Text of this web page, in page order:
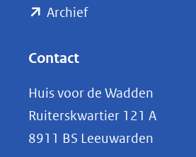
Archief(opent
(verwijst
naar
een
Contact
Huis voor de Wadden
Ruiterskwartier 121 A
8911 BS Leeuwarden